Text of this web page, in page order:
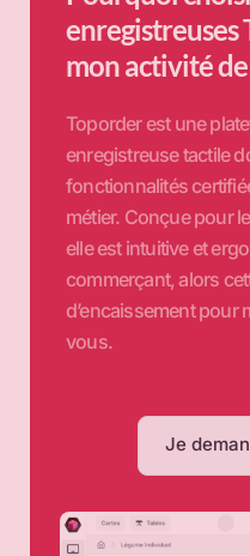
mon activité
Toporder est une
enregistreuse tactile
fonctionnalités
métier. Conçue pour
elle est intuitive et
commerçant, alors
d’encaissement pour
vous.
Je